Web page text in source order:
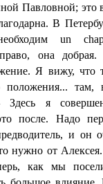
Павловной; это
В
un
она
Я вижу, что
положения...
я
после. Надо
и он
нужно от
как мы